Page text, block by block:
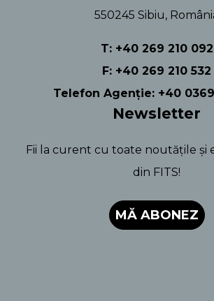
550245 Sibiu,
T: +40 269 210 092
F: +40 269 210 532
Telefon Agenție: +40 0369
Newsletter
Fii la curent cu toate noutățile și
din FITS!
MĂ ABONEZ